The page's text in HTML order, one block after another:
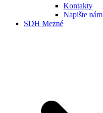
Kontakty
Napište nám
SDH Mezné